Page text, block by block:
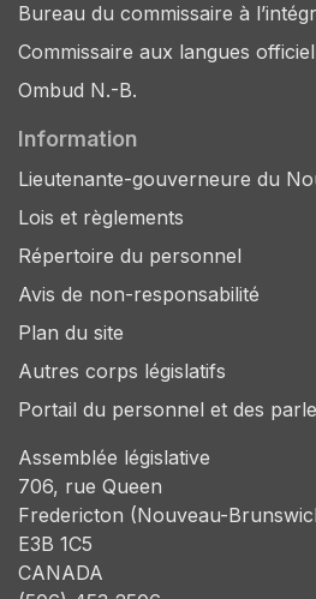
Bureau du commissaire à
Commissaire aux langues
Ombud N.-B.
Information
Lieutenante-gouverneure du
Lois et règlements
Répertoire du personnel
Avis de non-responsabilité
Plan du site
Autres corps législatifs
Portail du personnel et des
Assemblée législative
706, rue Queen
Fredericton (Nouveau-
E3B 1C5
CANADA